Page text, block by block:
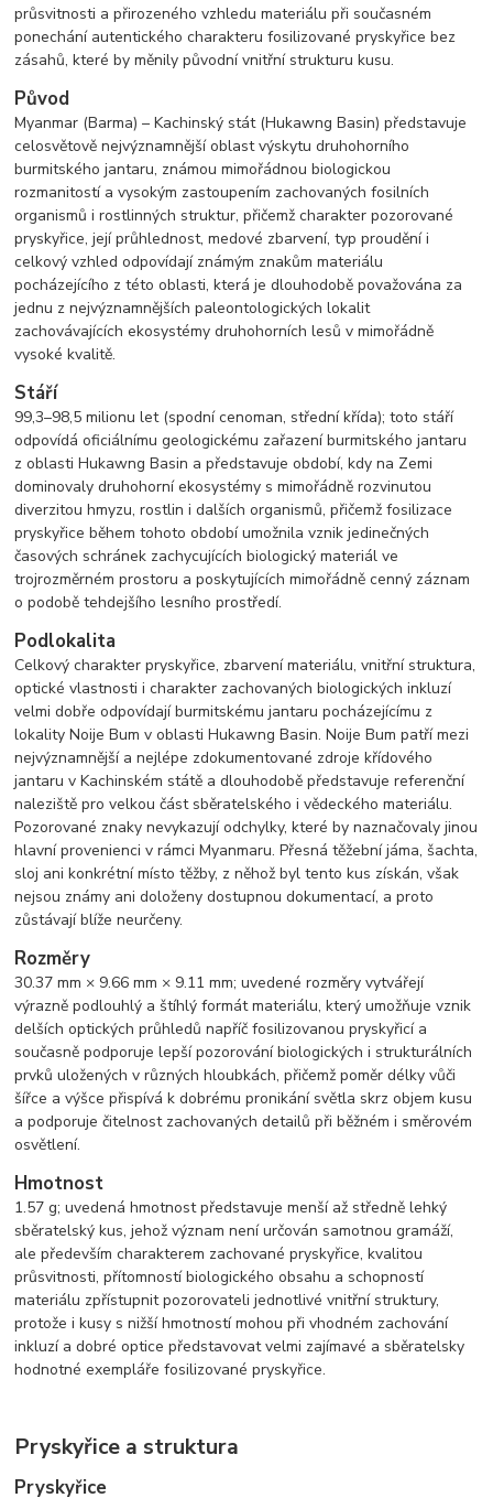
průsvitnosti a přirozeného vzhledu materiálu při současném
ponechání autentického charakteru fosilizované pryskyřice bez
zásahů, které by měnily původní vnitřní strukturu kusu.
Původ
Myanmar (Barma) – Kachinský stát (Hukawng Basin) představuje
celosvětově nejvýznamnější oblast výskytu druhohorního
burmitského jantaru, známou mimořádnou biologickou
rozmanitostí a vysokým zastoupením zachovaných fosilních
organismů i rostlinných struktur, přičemž charakter pozorované
pryskyřice, její průhlednost, medové zbarvení, typ proudění i
celkový vzhled odpovídají známým znakům materiálu
pocházejícího z této oblasti, která je dlouhodobě považována za
jednu z nejvýznamnějších paleontologických lokalit
zachovávajících ekosystémy druhohorních lesů v mimořádně
vysoké kvalitě.
Stáří
99,3–98,5 milionu let (spodní cenoman, střední křída); toto stáří
odpovídá oficiálnímu geologickému zařazení burmitského jantaru
z oblasti Hukawng Basin a představuje období, kdy na Zemi
dominovaly druhohorní ekosystémy s mimořádně rozvinutou
diverzitou hmyzu, rostlin i dalších organismů, přičemž fosilizace
pryskyřice během tohoto období umožnila vznik jedinečných
časových schránek zachycujících biologický materiál ve
trojrozměrném prostoru a poskytujících mimořádně cenný záznam
o podobě tehdejšího lesního prostředí.
Podlokalita
Celkový charakter pryskyřice, zbarvení materiálu, vnitřní struktura,
optické vlastnosti i charakter zachovaných biologických inkluzí
velmi dobře odpovídají burmitskému jantaru pocházejícímu z
lokality Noije Bum v oblasti Hukawng Basin. Noije Bum patří mezi
nejvýznamnější a nejlépe zdokumentované zdroje křídového
jantaru v Kachinském státě a dlouhodobě představuje referenční
naleziště pro velkou část sběratelského i vědeckého materiálu.
Pozorované znaky nevykazují odchylky, které by naznačovaly jinou
hlavní provenienci v rámci Myanmaru. Přesná těžební jáma, šachta,
sloj ani konkrétní místo těžby, z něhož byl tento kus získán, však
nejsou známy ani doloženy dostupnou dokumentací, a proto
zůstávají blíže neurčeny.
Rozměry
30.37 mm × 9.66 mm × 9.11 mm; uvedené rozměry vytvářejí
výrazně podlouhlý a štíhlý formát materiálu, který umožňuje vznik
delších optických průhledů napříč fosilizovanou pryskyřicí a
současně podporuje lepší pozorování biologických i strukturálních
prvků uložených v různých hloubkách, přičemž poměr délky vůči
šířce a výšce přispívá k dobrému pronikání světla skrz objem kusu
a podporuje čitelnost zachovaných detailů při běžném i směrovém
osvětlení.
Hmotnost
1.57 g; uvedená hmotnost představuje menší až středně lehký
sběratelský kus, jehož význam není určován samotnou gramáží,
ale především charakterem zachované pryskyřice, kvalitou
průsvitnosti, přítomností biologického obsahu a schopností
materiálu zpřístupnit pozorovateli jednotlivé vnitřní struktury,
protože i kusy s nižší hmotností mohou při vhodném zachování
inkluzí a dobré optice představovat velmi zajímavé a sběratelsky
hodnotné exempláře fosilizované pryskyřice.
Pryskyřice a struktura
Pryskyřice